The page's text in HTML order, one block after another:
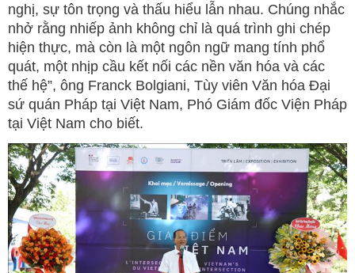
nghị, sự tôn trọng và thấu hiểu lẫn nhau. Chúng nhắc
nhở rằng nhiếp ảnh không chỉ là quá trình ghi chép
hiện thực, mà còn là một ngôn ngữ mang tính phổ
quát, một nhịp cầu kết nối các nền văn hóa và các
thế hệ”, ông Franck Bolgiani, Tùy viên Văn hóa Đại
sứ quán Pháp tại Việt Nam, Phó Giám đốc Viện Pháp
tại Việt Nam cho biết.